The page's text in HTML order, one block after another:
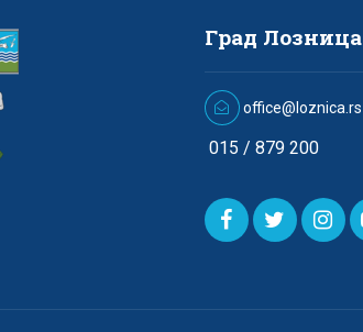
Град Лозница
office@loznica.rs
015 / 879 200